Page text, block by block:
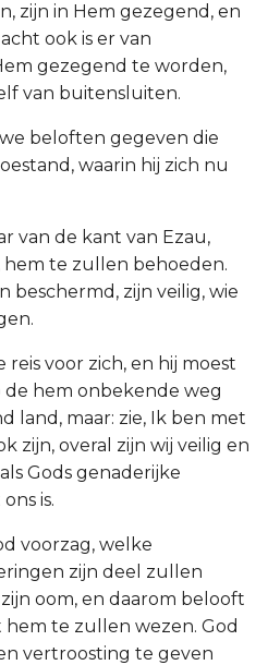
zijn in Hem gezegend, en
ook is er van
gezegend te worden,
van buitensluiten.
beloften gegeven die
waarin hij zich nu
van de kant van Ezau,
te zullen behoeden.
beschermd, zijn veilig, wie
reis voor zich, en hij moest
hem onbekende weg
land, maar: zie, Ik ben met
zijn, overal zijn wij veilig en
Gods genaderijke
is.
voorzag, welke
zijn deel zullen
oom, en daarom belooft
te zullen wezen. God
vertroosting te geven